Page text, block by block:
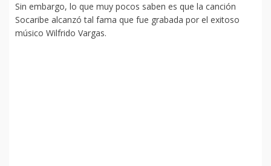
Sin embargo, lo que muy pocos saben es que la canción
Socaribe alcanzó tal fama que fue grabada por el exitoso
músico Wilfrido Vargas.